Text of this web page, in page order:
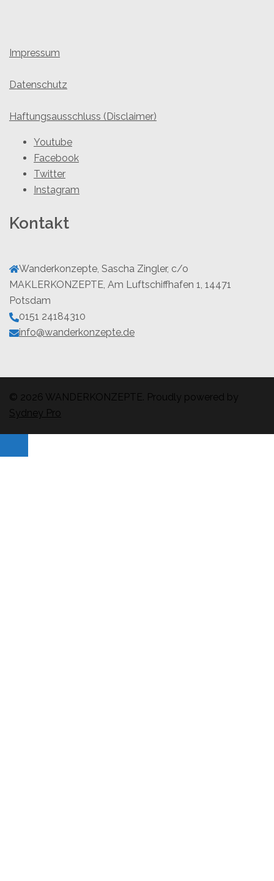
Impressum
Datenschutz
Haftungsausschluss (Disclaimer)
Youtube
Facebook
Twitter
Instagram
Kontakt
Wanderkonzepte, Sascha Zingler, c/o
MAKLERKONZEPTE, Am Luftschiffhafen 1, 14471
Potsdam
0151 24184310
info@wanderkonzepte.de
© 2026 WANDERKONZEPTE. Proudly powered by
Sydney Pro